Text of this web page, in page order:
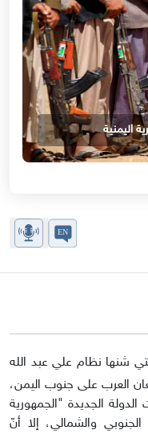
من أنّ حرب صيف 1994 التي شنها نظام علي عبد الله
العرب على جنوب اليمن،
الجديدة "الجمهورية
والشمالي، إلا أنّ